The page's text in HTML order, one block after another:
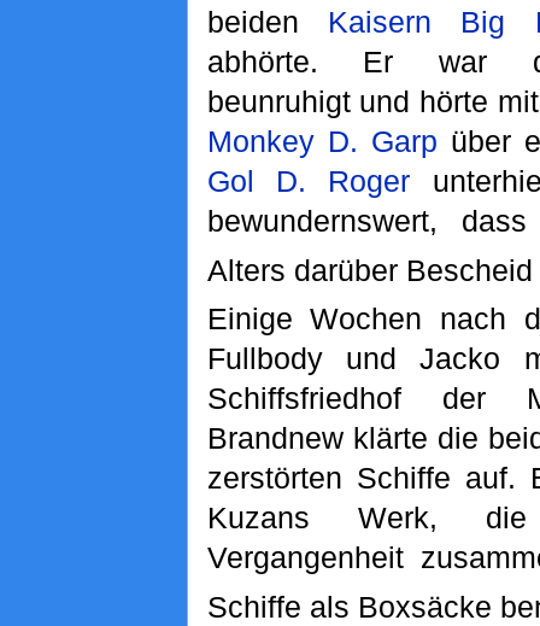
beiden Kaisern
Big
abhörte. Er war
beunruhigt und hörte
Monkey D. Garp über
Gol D. Roger
bewundernswert,
Alters darüber
Einige Wochen nach
Fullbody und Jacko
Schiffsfriedhof der
Brandnew klärte die
zerstörten Schiffe auf.
Kuzans Werk,
Vergangenheit
Schiffe als Boxsäcke